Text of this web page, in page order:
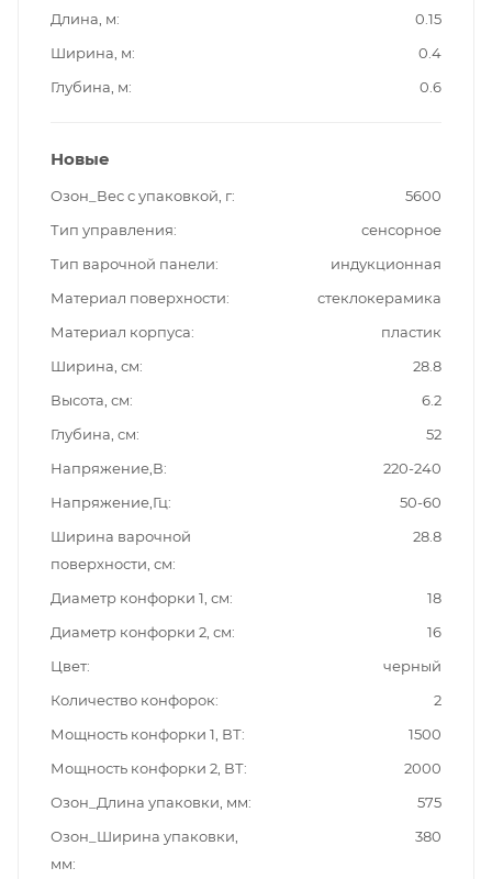
Длина, м
0.15
Ширина, м
0.4
Глубина, м
0.6
Новые
Озон_Вес с упаковкой, г
5600
Тип управления
сенсорное
Тип варочной панели
индукционная
Материал поверхности
стеклокерамика
Материал корпуса
пластик
Ширина, см
28.8
Высота, см
6.2
Глубина, см
52
Напряжение,В
220-240
Напряжение,Гц
50-60
Ширина варочной
поверхности, см
28.8
Диаметр конфорки 1, см
18
Диаметр конфорки 2, см
16
Цвет
черный
Количество конфорок
2
Мощность конфорки 1, ВТ
1500
Мощность конфорки 2, ВТ
2000
Озон_Длина упаковки, мм
575
Озон_Ширина упаковки,
мм
380